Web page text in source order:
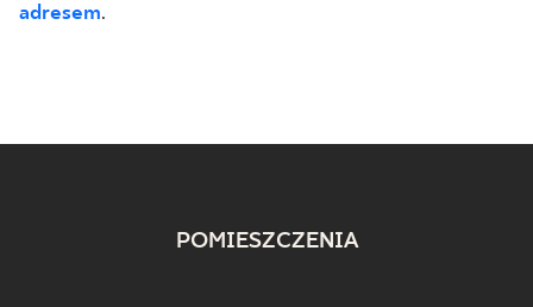
adresem.
POMIESZCZENIA